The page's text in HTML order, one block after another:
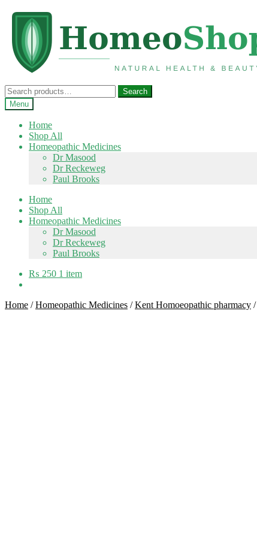
navigation
content
Search
for:
Search
Menu
Home
Shop All
Homeopathic Medicines
Dr Masood
Dr Reckeweg
Paul Brooks
Home
Shop All
Homeopathic Medicines
Dr Masood
Dr Reckeweg
Paul Brooks
₨ 250 1 item
Home /Homeopathic Medicines /Kent Homoeopathic pharmacy /